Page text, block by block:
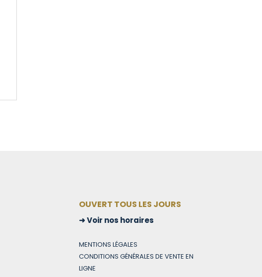
OUVERT TOUS LES JOURS
Voir nos horaires
MENTIONS LÉGALES
CONDITIONS GÉNÉRALES DE VENTE EN
LIGNE